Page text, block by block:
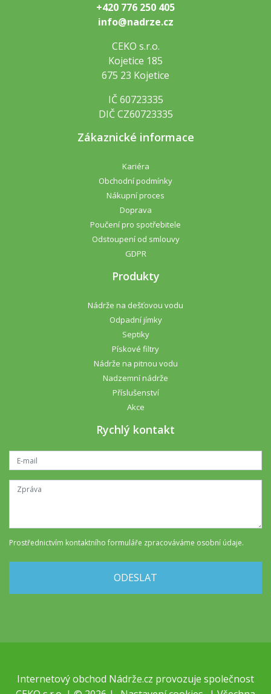
+420 776 250 405
info@nadrze.cz
CEKO s.r.o.
Kojetice 185
675 23 Kojetice
IČ 60723335
DIČ CZ60723335
Zákaznické informace
Kariéra
Obchodní podmínky
Nákupní proces
Doprava
Poučení pro spotřebitele
Odstoupení od smlouvy
GDPR
Produkty
Nádrže na dešťovou vodu
Odpadní jímky
Septiky
Pískové filtry
Nádrže na pitnou vodu
Nadzemní nádrže
Příslušenství
Akce
Rychlý kontakt
Prostřednictvím kontaktního formuláře zpracováváme osobní údaje.
ODESLAT
Internetový obchod Nádrže.cz provozuje společnost